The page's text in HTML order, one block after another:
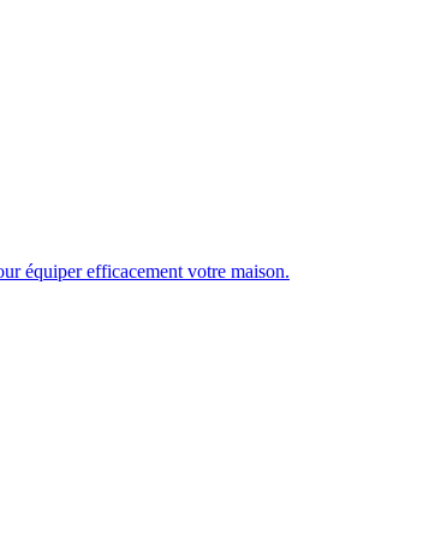
équiper efficacement votre maison.